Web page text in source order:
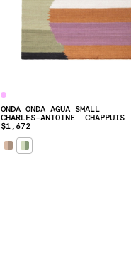
ONDA ONDA AGUA SMALL
CHARLES-ANTOINE  CHAPPUIS
$1,672